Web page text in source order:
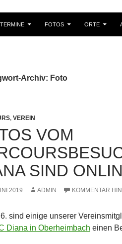
TERMINE FOTOS ORTE
Archiv: Foto
, VEREIN
VOM
SIND
2019 ADMIN KOMMENTAR
sind einige unserer
Diana in Oberheimbach einen